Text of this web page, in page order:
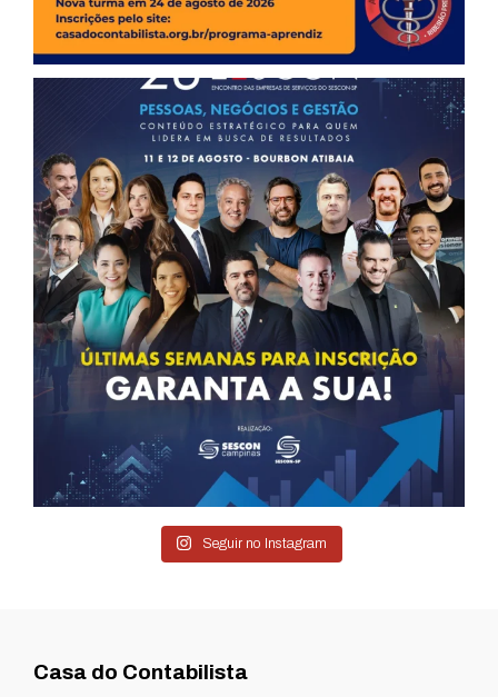
Seguir no Instagram
Casa do Contabilista